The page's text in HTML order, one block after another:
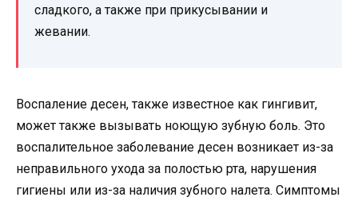
сладкого, а также при прикусывании и
жевании.
Воспаление десен, также известное как гингивит,
может также вызывать ноющую зубную боль. Это
воспалительное заболевание десен возникает из-за
неправильного ухода за полостью рта, нарушения
гигиены или из-за наличия зубного налета. Симптомы